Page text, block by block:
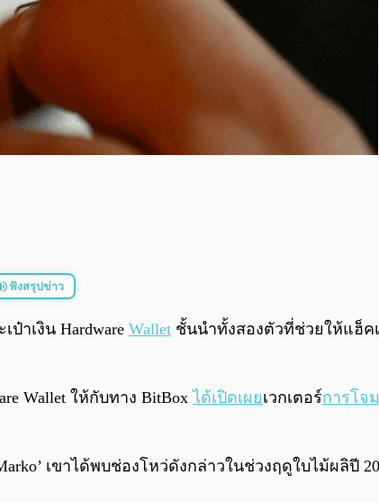
ฟังสรุปข่าว
ป๋าเงิน Hardware Wallet ชั้นนำทั้งสองตัวที่ช่วยให้แฮ็ค
Wallet ให้กับทาง BitBox ได้เปิดเผยเวกเตอร์การโจ
เขาได้พบช่องโหว่ดังกล่าวในช่วงฤดูใบไม้ผลิปี